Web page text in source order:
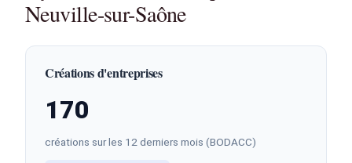
Neuville-sur-Saône
Créations d'entreprises
170
créations sur les 12 derniers mois (BODACC)